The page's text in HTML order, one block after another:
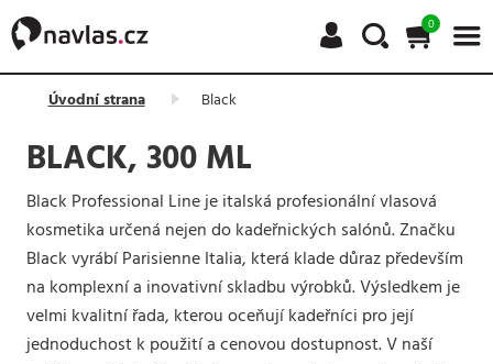
0
Úvodní strana Black
BLACK, 300 ML
Black Professional Line je italská profesionální vlasová
kosmetika určená nejen do kadeřnických salónů. Značku
Black vyrábí Parisienne Italia, která klade důraz především
na komplexní a inovativní skladbu výrobků. Výsledkem je
velmi kvalitní řada, kterou oceňují kadeřníci pro její
jednoduchost k použití a cenovou dostupnost. V naší